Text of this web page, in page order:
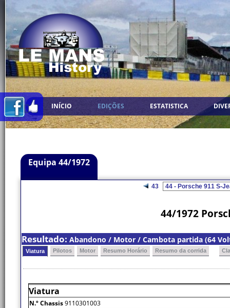
INÍCIO EDIÇÕES ESTATISTICA
Equipa 44/1972
43
44/1972
Resultado: Abandono / Motor / Cambota partida (64
Viatura Pilotos Motor Resumo Horário Resumo da corrida
Viatura
N.º Chassis9110301003